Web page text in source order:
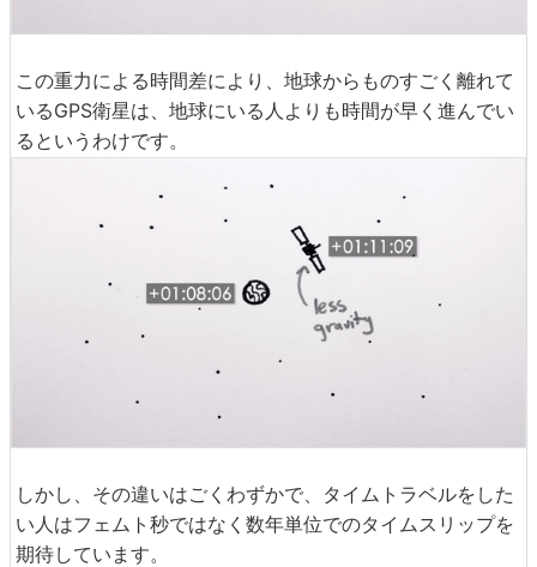
この重力による時間差により、地球からものすごく離れて
いるGPS衛星は、地球にいる人よりも時間が早く進んでい
るというわけです。
しかし、その違いはごくわずかで、タイムトラベルをした
い人はフェムト秒ではなく数年単位でのタイムスリップを
期待しています。